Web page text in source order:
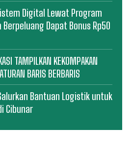
Digital Lewat Program
Dapat Bonus Rp50
TAMPILKAN KEKOMPAKAN
BARIS BERBARIS
Bantuan Logistik untuk
Cibunar